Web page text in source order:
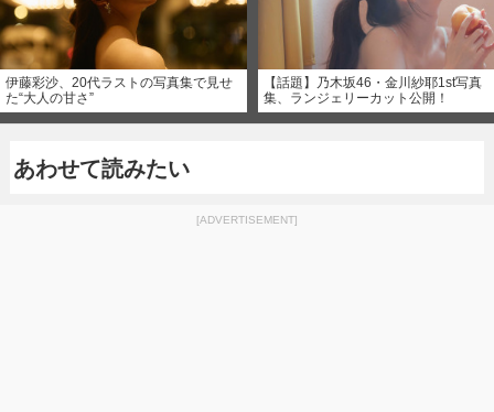
伊藤彩沙、20代ラストの写真集で見せ
た“大人の甘さ”
【話題】乃木坂46・金川紗耶1st写真
集、ランジェリーカット公開！
あわせて読みたい
[ADVERTISEMENT]